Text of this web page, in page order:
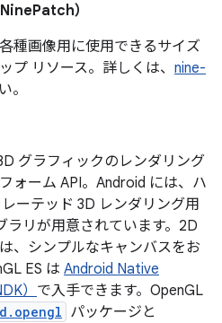
）
種画像用に使用できるサイズ
プ リソース。詳しくは、 nine-
。
グラフィックのレンダリング
ォーム API。Android には、ハ
ーテッド 3D レンダリング用
ラリが用意されています。2D
、シンプルなキャンバスをお
ES は Android Native
） で入手できます。OpenGL
パッケージと